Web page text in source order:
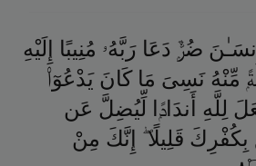
ضُرٌّۭ دَعَا رَبَّهُۥ مُنِيبًا
إِلَيْهِ
مِّنْهُ نَسِىَ مَا كَانَ يَدْعُوٓا۟
لِلَّهِ أَندَادًۭا لِّيُضِلَّ عَن
بِكُفْرِكَ قَلِيلًا ۖ إِنَّكَ مِنْ